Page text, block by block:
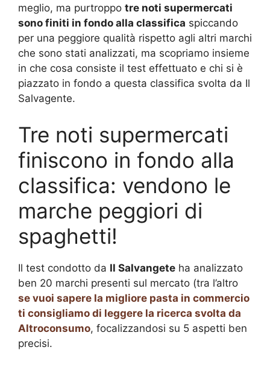
meglio, ma purtroppo tre noti supermercati
sono finiti in fondo alla classifica spiccando
per una peggiore qualità rispetto agli altri marchi
che sono stati analizzati, ma scopriamo insieme
in che cosa consiste il test effettuato e chi si è
piazzato in fondo a questa classifica svolta da Il
Salvagente.
Tre noti supermercati
finiscono in fondo alla
classifica: vendono le
marche peggiori di
spaghetti!
Il test condotto da Il Salvangete ha analizzato
ben 20 marchi presenti sul mercato (tra l’altro
se vuoi sapere la migliore pasta in commercio
ti consigliamo di leggere la ricerca svolta da
Altroconsumo, focalizzandosi su 5 aspetti ben
precisi.